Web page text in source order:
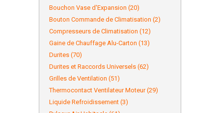
Bouchon Vase d'Expansion (20)
Bouton Commande de Climatisation (2)
Compresseurs de Climatisation (12)
Gaine de Chauffage Alu-Carton (13)
Durites (70)
Durites et Raccords Universels (62)
Grilles de Ventilation (51)
Thermocontact Ventilateur Moteur (29)
Liquide Refroidissement (3)